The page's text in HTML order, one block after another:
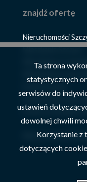
znajdź ofertę
Nieruchomości
Mieszkania Szczyrk
Mieszkania na
Domy Szczyrk
Domy na sprzedaż
Domy na wynajem
Nieruchomości
Ta strona
statystycznych
serwisów do
ustawień
dowolnej chwili
Korzystanie z
dotyczących